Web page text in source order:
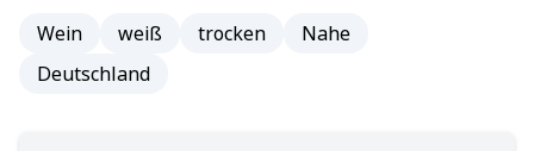
Wein weiß trocken
Nahe
Deutschland